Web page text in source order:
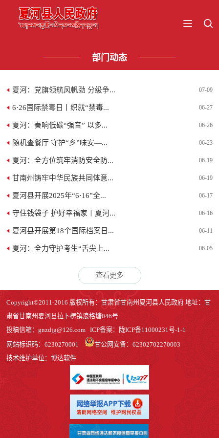
部门动态
07-09
夏河：党旗领航风帆劲 分级争...
06-27
6·26国际禁毒日丨织就“禁毒...
06-26
夏河：奏响低碳“强音” 以多...
06-23
随机查餐厅 守护“乡”味安—...
06-19
夏河：全方位筑牢消防安全防...
06-19
甘南州铸牢中华民族共同体意...
06-17
夏河县开展2025年“6·16”全...
06-16
守住钱袋子 护好幸福家丨夏河...
06-11
夏河县开展第18个国际档案日...
06-05
夏河：全力守护考生“舌尖上...
查看更多
Copyright©2011-2016 版权所有：甘肃省甘南州夏河县人民政府 地址：甘
肃省甘南州夏河县拉卜楞镇浪格塘046号
投稿信箱：gnzdjg@126.com ICP备案： 陇ICP备11000231号-1-1
网站标识码：6230270001
甘公网安备：62302702270003
技术维护单位：博达软件